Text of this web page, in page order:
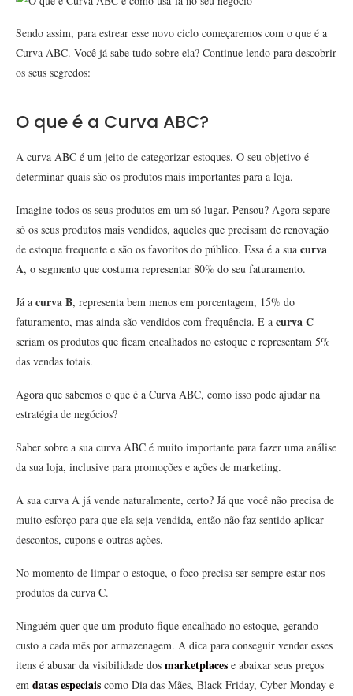
Sendo assim, para estrear esse novo ciclo começaremos com o que é a
Curva ABC. Você já sabe tudo sobre ela? Continue lendo para descobrir
os seus segredos:
O que é a Curva ABC?
A curva ABC é um jeito de categorizar estoques. O seu objetivo é
determinar quais são os produtos mais importantes para a loja.
Imagine todos os seus produtos em um só lugar. Pensou? Agora separe
só os seus produtos mais vendidos, aqueles que precisam de renovação
de estoque frequente e são os favoritos do público. Essa é a sua curva
A, o segmento que costuma representar 80% do seu faturamento.
Já a curva B, representa bem menos em porcentagem, 15% do
faturamento, mas ainda são vendidos com frequência. E a curva C
seriam os produtos que ficam encalhados no estoque e representam 5%
das vendas totais.
Agora que sabemos o que é a Curva ABC, como isso pode ajudar na
estratégia de negócios?
Saber sobre a sua curva ABC é muito importante para fazer uma análise
da sua loja, inclusive para promoções e ações de marketing.
A sua curva A já vende naturalmente, certo? Já que você não precisa de
muito esforço para que ela seja vendida, então não faz sentido aplicar
descontos, cupons e outras ações.
No momento de limpar o estoque, o foco precisa ser sempre estar nos
produtos da curva C.
Ninguém quer que um produto fique encalhado no estoque, gerando
custo a cada mês por armazenagem. A dica para conseguir vender esses
itens é abusar da visibilidade dos marketplaces e abaixar seus preços
em datas especiais como Dia das Mães, Black Friday, Cyber Monday e